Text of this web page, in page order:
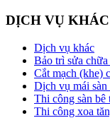
DỊCH VỤ KHÁC
Dịch vụ khác
Bảo trì sửa
Cắt mạch (khe)
Dịch vụ mái sàn
Thi công sàn bê
Thi công xoa